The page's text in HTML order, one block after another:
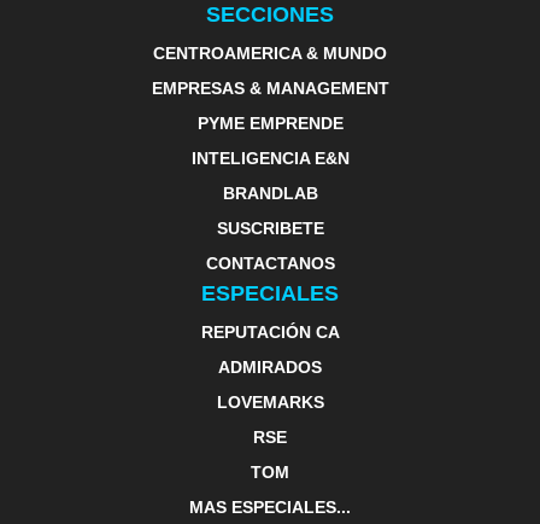
SECCIONES
CENTROAMERICA & MUNDO
EMPRESAS & MANAGEMENT
PYME EMPRENDE
INTELIGENCIA E&N
BRANDLAB
SUSCRIBETE
CONTACTANOS
ESPECIALES
REPUTACIÓN CA
ADMIRADOS
LOVEMARKS
RSE
TOM
MAS ESPECIALES...